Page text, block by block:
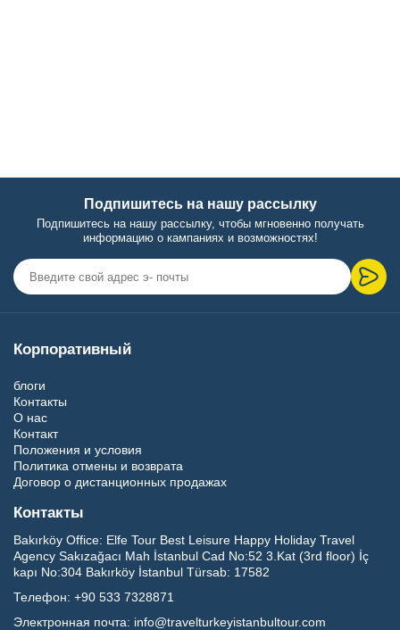
Подпишитесь на нашу рассылку
Подпишитесь на нашу рассылку, чтобы мгновенно получать
информацию о кампаниях и возможностях!
Корпоративный
блоги
Контакты
О нас
Контакт
Положения и условия
Политика отмены и возврата
Договор о дистанционных продажах
Контакты
Bakırköy Office: Elfe Tour Best Leisure Happy Holiday Travel
Agency Sakızağacı Mah İstanbul Cad No:52 3.Kat (3rd floor) İç
kapı No:304 Bakırköy İstanbul Türsab: 17582
Телефон: +90 533 7328871
Электронная почта: info@travelturkeyistanbultour.com